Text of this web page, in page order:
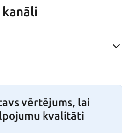
vērtējums, lai
kvalitāti